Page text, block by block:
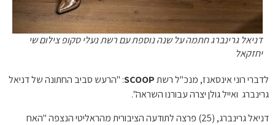
דניאל גרינברג חתמה על שנה נוספת עם רשת נעלי סקופ צילום שי
יחזקאל
לדברי רוני אינסאנז, מנכ"ל רשתSCOOP: "הרעש סביב החתונה של דניאל
גרינברג ואייל גולן יצרה עבורנו השראה".
דניאל גרינברג, (25) פרצה לתודעה הציבורית מהראליטי הנצפה "האח